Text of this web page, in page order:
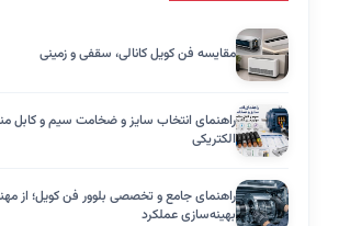
مقایسه فن کویل کانالی، سقفی و زمینی
راهنمای انتخاب سایز و ضخامت سیم و کابل
الکتریکی
راهنمای جامع و تخصصی بلوور فن کویل؛ از
بهینه‌سازی عملکرد